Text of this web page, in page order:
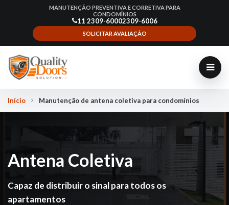
MANUTENÇÃO PREVENTIVA E CORRETIVA PARA
CONDOMÍNIOS
11 2309-60002309-6006
SOLICITAR AVALIAÇÃO
Início Manutenção de antena coletiva para condomínios
Antena Coletiva
Capaz de distribuir o sinal para todos os
apartamentos